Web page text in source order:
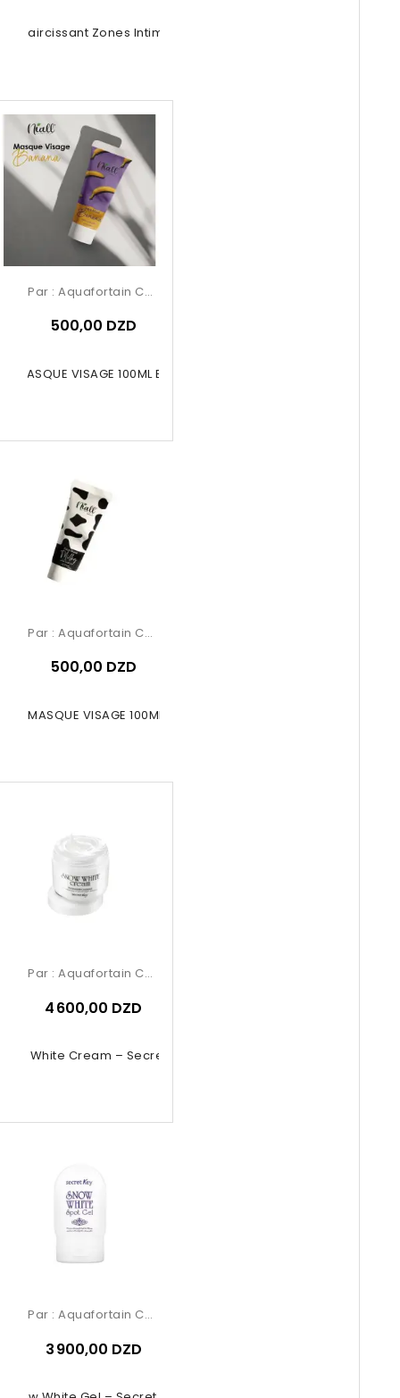
Éclaircissant Zones Intimes –...
MASQUE VISAGE 100ML Banane
Par : Aquafortain Cosmetics
500,00 DZD
MASQUE VISAGE 100ML MILK
Par : Aquafortain Cosmetics
500,00 DZD
White Cream – Secret Key
Par : Aquafortain Cosmetics
4 600,00 DZD
Par : Aquafortain Cosmetics
3 900,00 DZD